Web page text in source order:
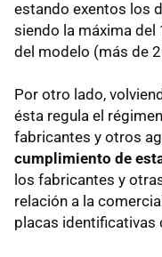
estando exentos los
siendo la máxima del
del modelo (más de
Por otro lado,
ésta regula el
fabricantes y otros
cumplimiento de
los fabricantes y
relación a la
placas identificativas